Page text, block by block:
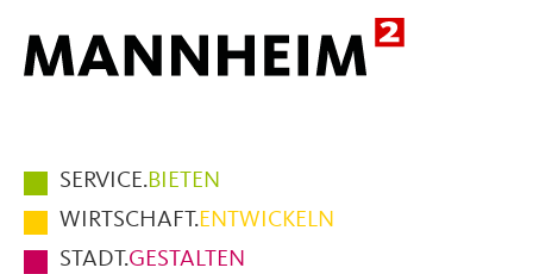
Hauptmenüpunkte
im
Fußbereich
SERVICE.BIETEN
WIRTSCHAFT.ENTWICKELN
STADT.GESTALTEN